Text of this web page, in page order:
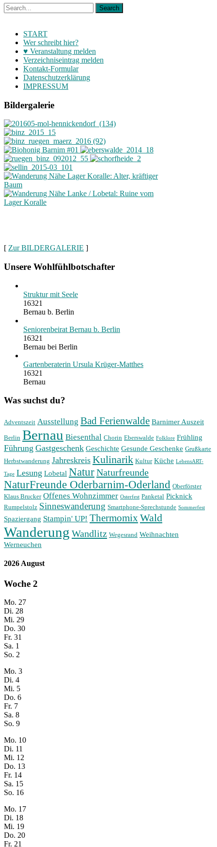
START
Wer schreibt hier?
♥ Veranstaltung melden
Verzeichniseintrag melden
Kontakt-Formular
Datenschutzerklärung
IMPRESSUM
Bildergalerie
[ Zur BILDERGALERIE ]
Unsere Wohlfühlbotschafter
Struktur mit Seele
16321
Bernau b. Berlin
Seniorenbeirat Bernau b. Berlin
16321
Bernau bei Berlin
Gartenberaterin Ursula Krüger-Matthes
16321
Bernau
Was suchst du?
Adventszeit Ausstellung Bad Ferienwalde Barnimer Auszeit
Berlin Bernau Biesenthal Chorin Eberswalde Folklore Frühling
Führung Gastgeschenk Geschichte Gesunde Geschenke Grußkarte
Herbstwanderung Jahreskreis Kulinarik Kultur Küche LebensART-
Tage Lesung Lobetal NaturNaturfreunde
NaturFreunde Oderbarnim-Oderland Oberförster
Klaus Brucker Offenes Wohnzimmer Osterfest Panketal Picknick
Rumpelstolz Sinneswanderung Smartphone-Sprechstunde Sommerfest
Spaziergang Stampin' UP! ThermomixWald
Wanderung Wandlitz Wegesrand Weihnachten
Werneuchen
2026 August
Woche 2
Mo. 27
Di. 28
Mi. 29
Do. 30
Fr. 31
Sa. 1
So. 2
Mo. 3
Di. 4
Mi. 5
Do. 6
Fr. 7
Sa. 8
So. 9
Mo. 10
Di. 11
Mi. 12
Do. 13
Fr. 14
Sa. 15
So. 16
Mo. 17
Di. 18
Mi. 19
Do. 20
Fr. 21